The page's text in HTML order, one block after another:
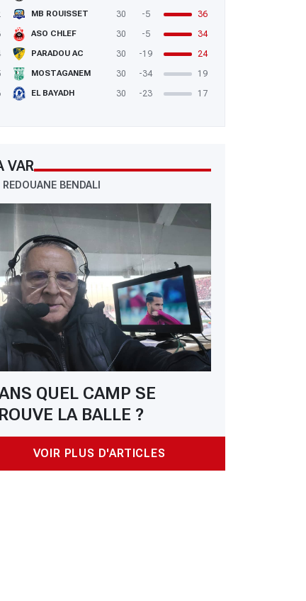
MB ROUISSET 30 -5
36
ASO CHLEF 30 -5
34
PARADOU AC 30 -19
24
MOSTAGANEM 30 -34
19
EL BAYADH 30 -23 17
VAR
REDOUANE BENDALI
QUEL CAMP SE
LA BALLE ?
VOIR PLUS D'ARTICLES
- Naâmoune : « Il n’y a pas de place pour les opportunistes »